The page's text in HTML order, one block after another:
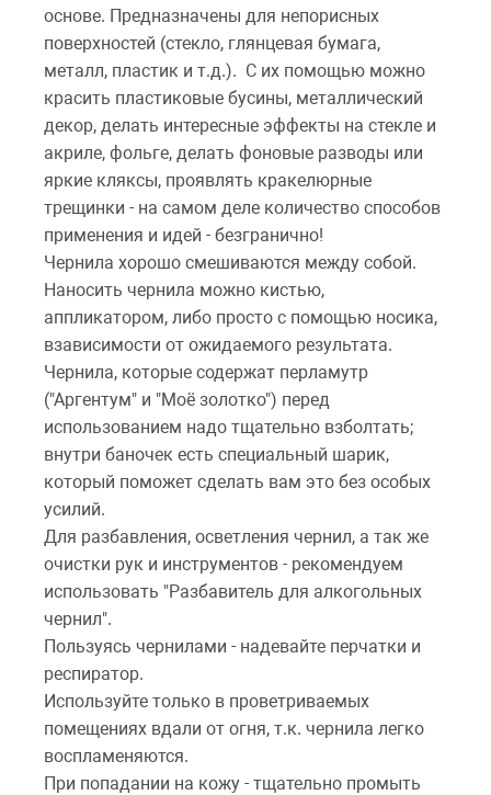
основе. Предназначены для непорисных
поверхностей (стекло, глянцевая бумага,
металл, пластик и т.д.). С их помощью можно
красить пластиковые бусины, металлический
декор, делать интересные эффекты на стекле и
акриле, фольге, делать фоновые разводы или
яркие кляксы, проявлять кракелюрные
трещинки - на самом деле количество способов
применения и идей - безгранично!
Чернила хорошо смешиваются между собой.
Наносить чернила можно кистью,
аппликатором, либо просто с помощью носика,
взависимости от ожидаемого результата.
Чернила, которые содержат перламутр
("Аргентум" и "Моё золотко") перед
использованием надо тщательно взболтать;
внутри баночек есть специальный шарик,
который поможет сделать вам это без особых
усилий.
Для разбавления, осветления чернил, а так же
очистки рук и инструментов - рекомендуем
использовать "Разбавитель для алкогольных
чернил".
Пользуясь чернилами - надевайте перчатки и
респиратор.
Используйте только в проветриваемых
помещениях вдали от огня, т.к. чернила легко
воспламеняются.
При попадании на кожу - тщательно промыть